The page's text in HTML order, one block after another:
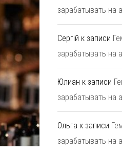
зарабатывать на
Сергій к записи
зарабатывать на
Юлиан к записи
зарабатывать на
Ольга к записи
зарабатывать на